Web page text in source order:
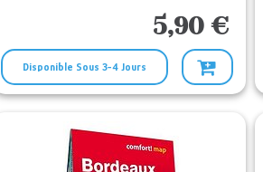
5,90 €
Disponible Sous 3-4 Jours